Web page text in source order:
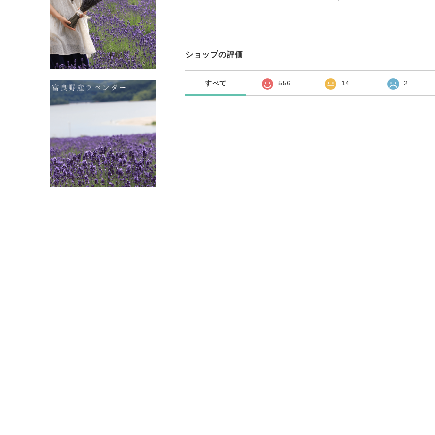
ショップの評価
すべて 556 14 2